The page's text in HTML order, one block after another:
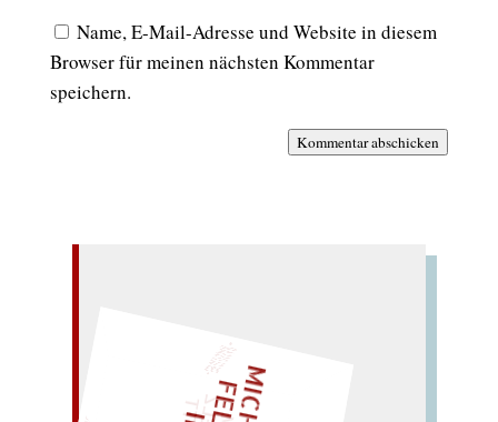
Name, E-Mail-Adresse und Website in diesem
Browser für meinen nächsten Kommentar
speichern.
Kommentar abschicken